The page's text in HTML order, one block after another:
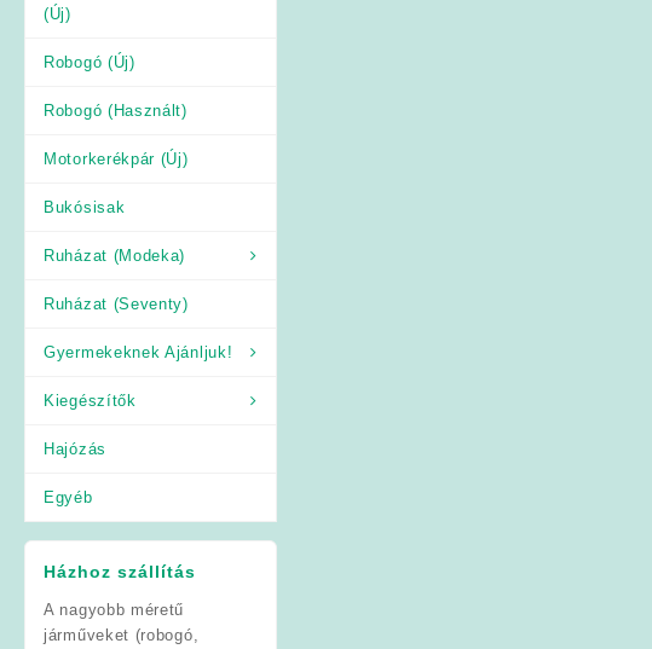
(Új)
Robogó (Új)
Robogó (Használt)
Motorkerékpár (Új)
Bukósisak
Ruházat (Modeka)
Ruházat (Seventy)
Gyermekeknek Ajánljuk!
Kiegészítők
Hajózás
Egyéb
Házhoz szállítás
A nagyobb méretű
járműveket (robogó,